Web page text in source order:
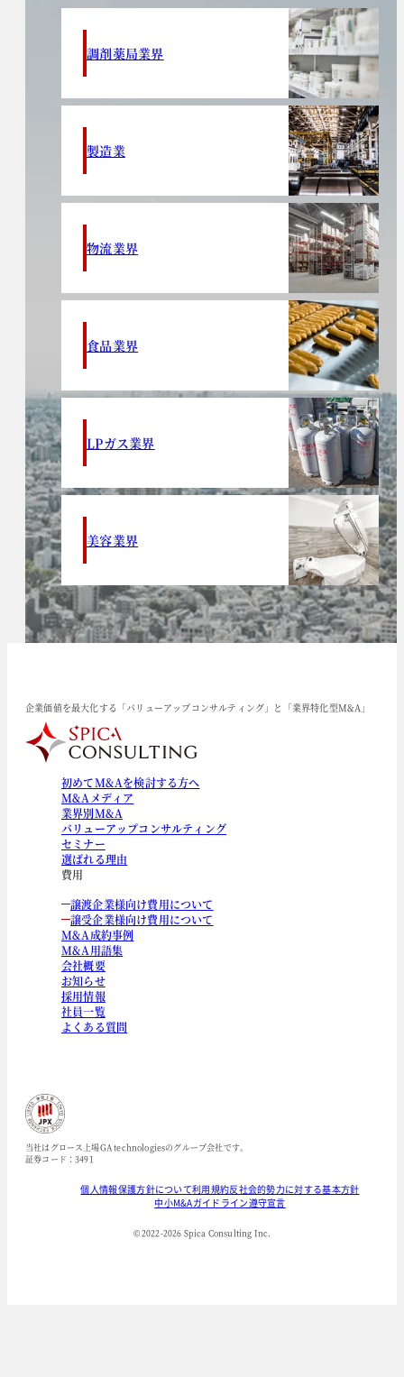
調剤薬局業界
製造業
物流業界
食品業界
LPガス業界
美容業界
企業価値を最大化する「バリューアップコンサルティング」と「業界特化型M&A」
初めてM&Aを検討する方へ
M&Aメディア
業界別M&A
バリューアップコンサルティング
セミナー
選ばれる理由
費用
譲渡企業様向け費用について
譲受企業様向け費用について
M&A成約事例
M&A用語集
会社概要
お知らせ
採用情報
社員一覧
よくある質問
当社はグロース上場GA technologiesのグループ会社です。
証券コード：3491
個人情報保護方針について利用規約反社会的勢力に対する基本方針
中小M&Aガイドライン遵守宣言
© 2022-2026 Spica Consulting Inc.